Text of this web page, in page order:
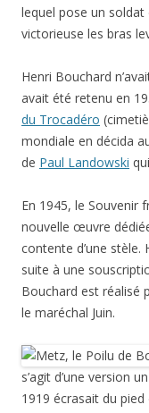
lequel pose un soldat
victorieuse les bras
Henri Bouchard
avait été retenu en
du Trocadéro
mondiale en décida
de Paul Landowski
En 1945, le Souvenir
nouvelle œuvre
contente d’une stèle.
suite à une
Bouchard est réalisé
le maréchal Juin.
s’agit d’une version
1919 écrasait du